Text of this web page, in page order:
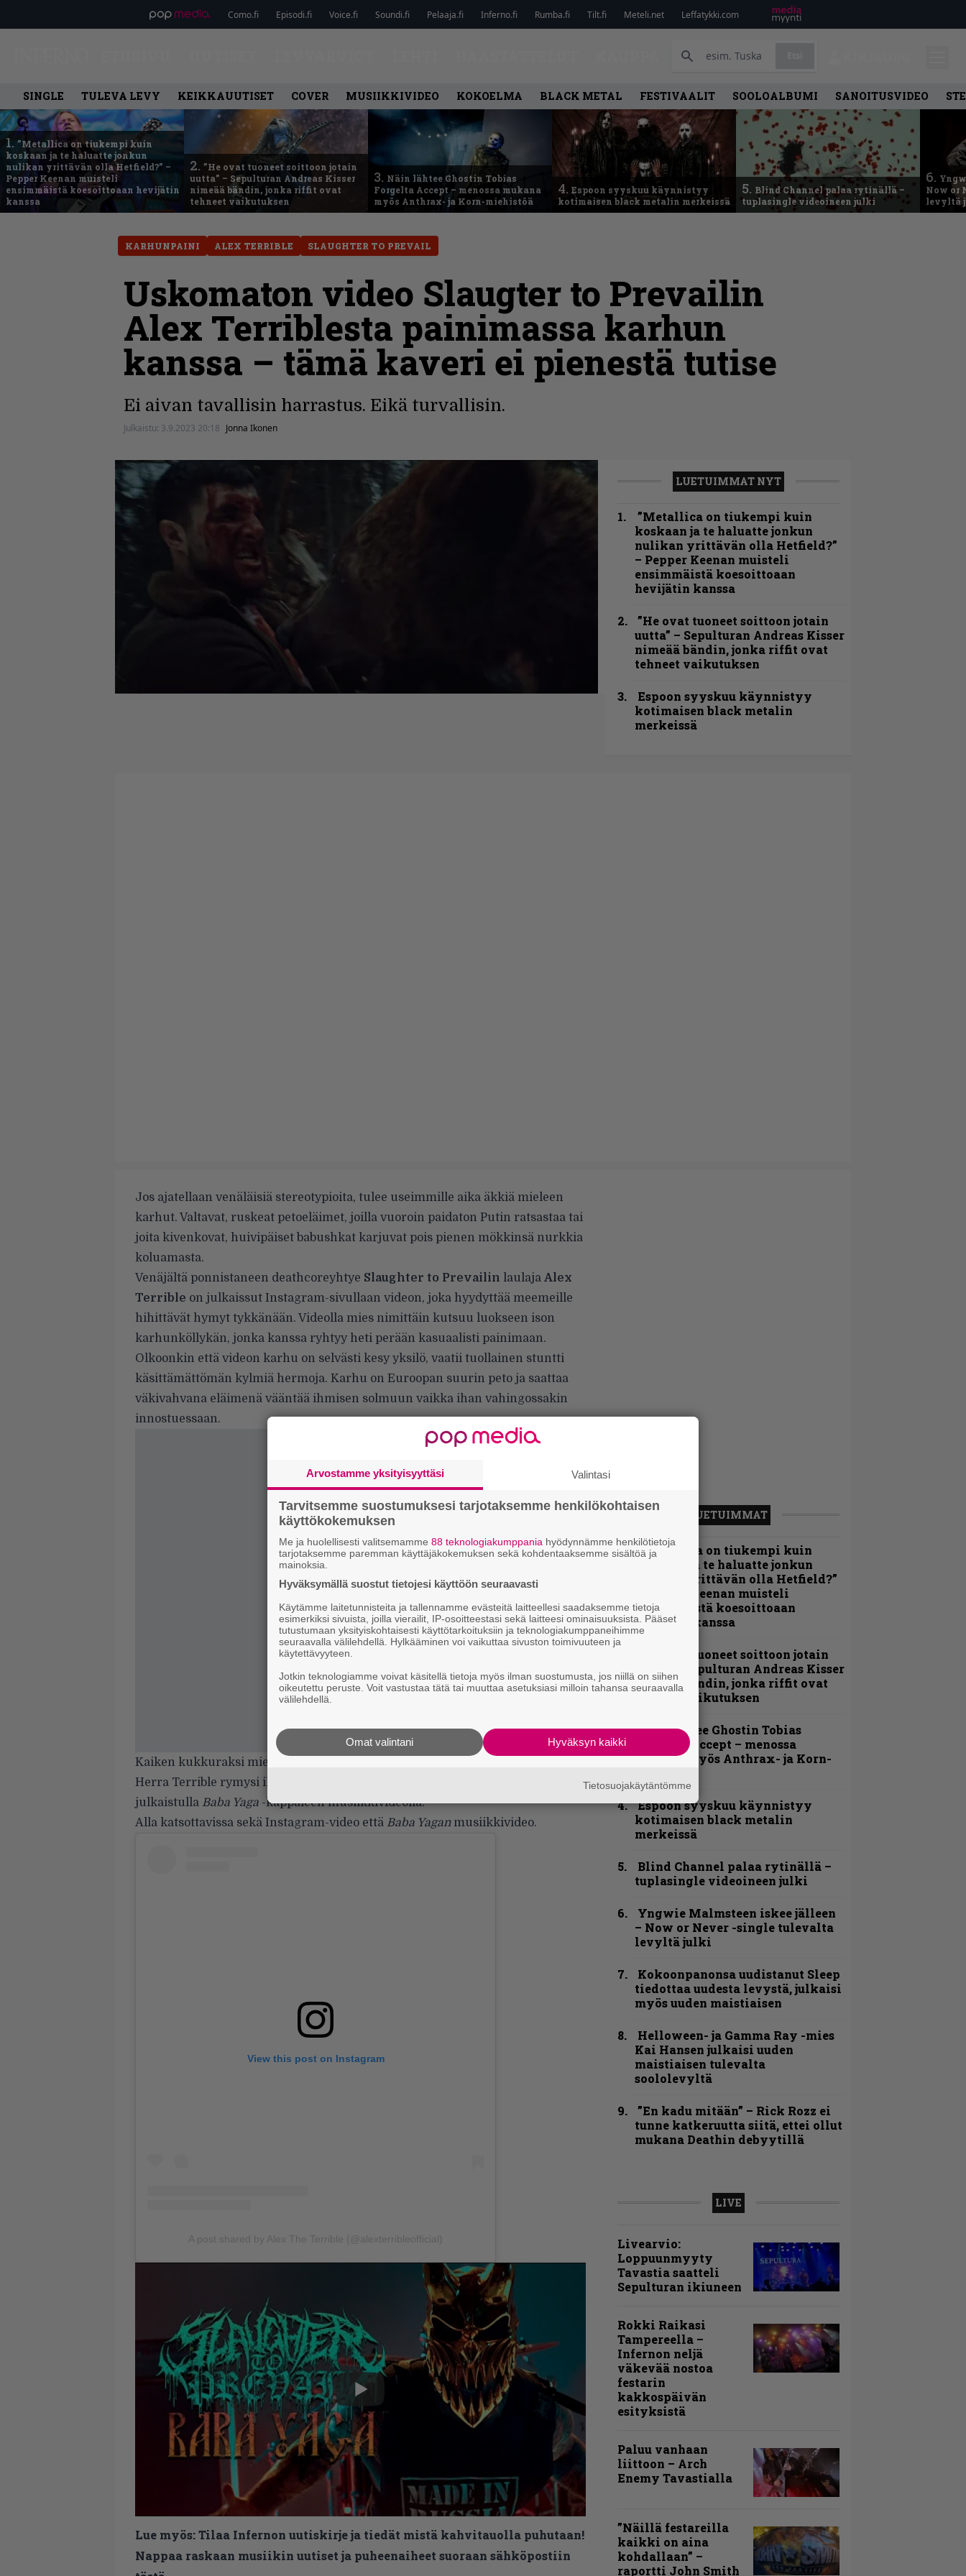
Como.fi Episodi.fi Voice.fi Soundi.fi Pelaaja.fi Inferno.fi Rumba.fi Tilt.fi Meteli.net Leffatykki.com
SINGLE TULEVA LEVY KEIKKAUUTISET COVER MUSIIKKIVIDEO KOKOELMA BLACK METAL FESTIVAALIT SOOLOALBUMI SANOITUSVIDEO
1. ”Metallica on tiukempi kuin
koskaan ja te haluatte jonkun
nulikan yrittävän olla Hetfield?” –
Pepper Keenan muisteli
ensimmäistä koesoittoaan hevijätin
kanssa
2. ”He ovat tuoneet soittoon jotain
uutta” – Sepulturan Andreas Kisser
nimeää bändin, jonka riffit ovat
tehneet vaikutuksen
3. Näin lähtee Ghostin Tobias
Forgelta Accept – menossa mukana
myös Anthrax- ja Korn-miehistöä
4. Espoon syyskuu käynnistyy
kotimaisen black metalin merkeissä
5. Blind Channel palaa rytinällä –
tuplasingle videoineen julki
6.
Now or
levyltä
KARHUNPAINI ALEX TERRIBLE SLAUGHTER TO PREVAIL
Uskomaton video Slaugter to Prevailin
Alex Terriblesta painimassa karhun
kanssa – tämä kaveri ei pienestä tutise
Ei aivan tavallisin harrastus. Eikä turvallisin.
Julkaistu: 3.9.2023 20:18 Jonna Ikonen
LUETUIMMAT NYT
”Metallica on tiukempi kuin
koskaan ja te haluatte jonkun
nulikan yrittävän olla Hetfield?”
– Pepper Keenan muisteli
ensimmäistä koesoittoaan
hevijätin kanssa
”He ovat tuoneet soittoon jotain
uutta” – Sepulturan Andreas Kisser
nimeää bändin, jonka riffit ovat
tehneet vaikutuksen
Espoon syyskuu käynnistyy
kotimaisen black metalin
merkeissä
Jos ajatellaan venäläisiä stereotypioita, tulee useimmille aika äkkiä mieleen
karhut. Valtavat, ruskeat petoeläimet, joilla vuoroin paidaton Putin ratsastaa tai
joita kivenkovat, huivipäiset babushkat karjuvat pois pienen mökkinsä nurkkia
koluamasta.
Venäjältä ponnistaneen deathcoreyhtye Slaughter to Prevailin laulaja Alex
Terrible on julkaissut Instagram-sivullaan videon, joka hyydyttää meemeille
hihittävät hymyt tykkänään. Videolla mies nimittäin kutsuu luokseen ison
karhunköllykän, jonka kanssa ryhtyy heti perään kasuaalisti painimaan.
Olkoonkin että videon karhu on selvästi kesy yksilö, vaatii tuollainen stuntti
käsittämättömän kylmiä hermoja. Karhu on Euroopan suurin peto ja saattaa
väkivahvana eläimenä vääntää ihmisen solmuun vaikka ihan vahingossakin
innostuessaan.
Kaiken kukkuraksi mies ei edes ottele nallen kanssa ensimmäistä kertaa.
Herra Terrible rymysi ilmeisesti saman kontion kanssa jo yhtyeen vuonna 2021
julkaistulla Baba Yaga -kappaleen musiikkivideolla.
Alla katsottavissa sekä Instagram-video että Baba Yaganmusiikkivideo.
View this post on Instagram
A post shared by Alex The Terrible (@alexterribleofficial)
Lue myös:Tilaa Infernon uutiskirje ja tiedät mistä kahvitauolla puhutaan!
Nappaa raskaan musiikin uutiset ja puheenaiheet suoraan sähköpostiin
LUETUIMMAT
”Metallica on tiukempi kuin
koskaan ja te haluatte jonkun
nulikan yrittävän olla Hetfield?”
– Pepper Keenan muisteli
ensimmäistä koesoittoaan
hevijätin kanssa
”He ovat tuoneet soittoon jotain
uutta” – Sepulturan Andreas Kisser
nimeää bändin, jonka riffit ovat
tehneet vaikutuksen
Näin lähtee Ghostin Tobias
Forgelta Accept – menossa
mukana myös Anthrax- ja Korn-
Espoon syyskuu käynnistyy
kotimaisen black metalin
merkeissä
Blind Channel palaa rytinällä –
tuplasingle videoineen julki
Yngwie Malmsteen iskee jälleen
– Now or Never -single tulevalta
levyltä julki
Kokoonpanonsa uudistanut Sleep
tiedottaa uudesta levystä, julkaisi
myös uuden maistiaisen
Helloween- ja Gamma Ray -mies
Kai Hansen julkaisi uuden
maistiaisen tulevalta
soololevyltä
”En kadu mitään” – Rick Rozz ei
tunne katkeruutta siitä, ettei ollut
mukana Deathin debyytillä
LIVE
Livearvio:
Loppuunmyyty
Tavastia saatteli
Sepulturan ikiuneen
Rokki Raikasi
Tampereella –
Infernon neljä
väkevää nostoa
festarin
kakkospäivän
esityksistä
Paluu vanhaan
liittoon – Arch
Enemy Tavastialla
”Näillä festareilla
kaikki on aina
kohdallaan” –
raportti John Smith
Arvostamme yksityisyyttäsi Valintasi
Tarvitsemme suostumuksesi tarjotaksemme henkilökohtaisen
käyttökokemuksen
Me ja huolellisesti valitsemamme 88 teknologiakumppania hyödynnämme henkilötietoja
tarjotaksemme paremman käyttäjäkokemuksen sekä kohdentaaksemme sisältöä ja
mainoksia.
Hyväksymällä suostut tietojesi käyttöön seuraavasti
Käytämme laitetunnisteita ja tallennamme evästeitä laitteellesi saadaksemme tietoja
esimerkiksi sivuista, joilla vierailit, IP-osoitteestasi sekä laitteesi ominaisuuksista. Pääset
tutustumaan yksityiskohtaisesti käyttötarkoituksiin ja teknologiakumppaneihimme
seuraavalla välilehdellä. Hylkääminen voi vaikuttaa sivuston toimivuuteen ja
käytettävyyteen.
Jotkin teknologiamme voivat käsitellä tietoja myös ilman suostumusta, jos niillä on siihen
oikeutettu peruste. Voit vastustaa tätä tai muuttaa asetuksiasi milloin tahansa seuraavalla
välilehdellä.
Hyväksyn kaikki
Omat valintani
Tietosuojakäytäntömme